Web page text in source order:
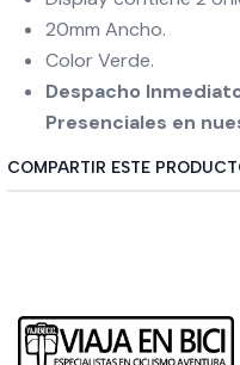
20mm Ancho.
Color Verde.
Despacho
Presenciales en
COMPARTIR ESTE